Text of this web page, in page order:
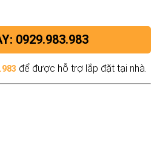
0929.983.983
để được hỗ trợ lắp đặt tại nhà.